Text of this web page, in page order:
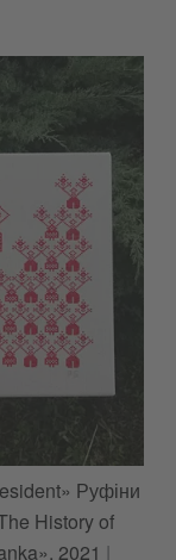
Руфіни
History of
2021 |